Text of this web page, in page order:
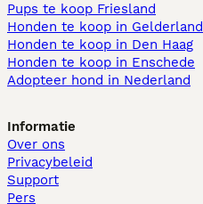
Pups te koop Friesland​
Honden te koop in Gelderland
Honden te koop in Den Haag
Honden te koop in Enschede
Adopteer hond in Nederland
Informatie
Over ons
Privacybeleid
Support
Pers